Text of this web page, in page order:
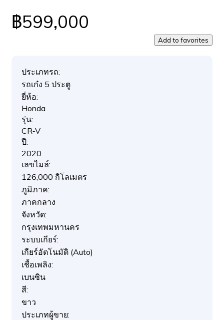
฿599,000
Add to favorites
ประเภทรถ:
รถเก๋ง 5 ประตู
ยี่ห้อ:
Honda
รุ่น:
CR‑V
ปี:
2020
เลขไมล์:
126,000 กิโลเมตร
ภูมิภาค:
ภาคกลาง
จังหวัด:
กรุงเทพมหานคร
ระบบเกียร์:
เกียร์อัตโนมัติ (Auto)
เชื้อเพลิง:
เบนซิน
สี:
ขาว
ประเภทผู้ขาย: